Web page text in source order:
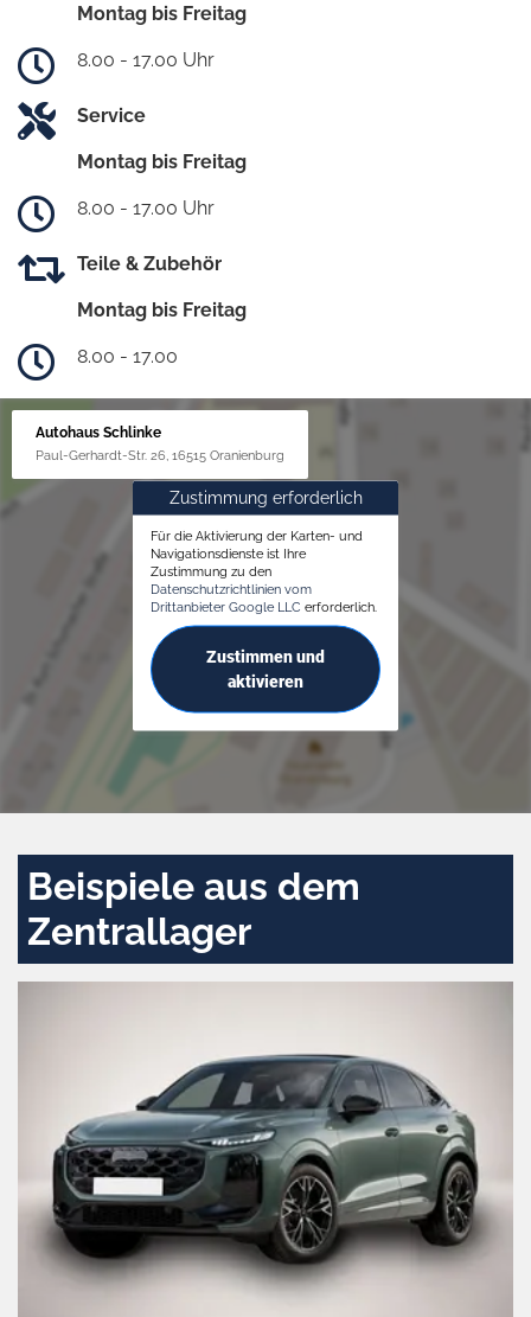
Montag bis Freitag
8.00 - 17.00 Uhr
Service
Montag bis Freitag
8.00 - 17.00 Uhr
Teile & Zubehör
Montag bis Freitag
8.00 - 17.00
Autohaus Schlinke
Paul-Gerhardt-Str. 26, 16515 Oranienburg
Zustimmung erforderlich
Für die Aktivierung der Karten- und
Navigationsdienste ist Ihre
Zustimmung zu den
Datenschutzrichtlinien vom
Drittanbieter Google LLC erforderlich.
Zustimmen und
aktivieren
Beispiele aus dem
Zentrallager